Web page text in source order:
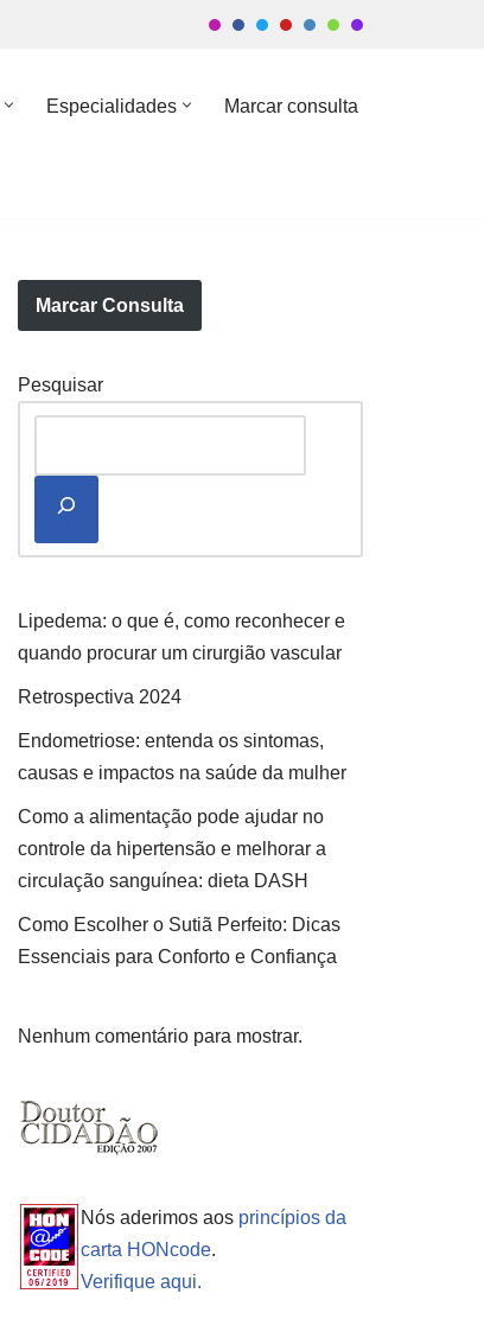
Especialidades Marcar consulta
Marcar Consulta
Pesquisar
Lipedema: o que é, como reconhecer e
quando procurar um cirurgião vascular
Retrospectiva 2024
Endometriose: entenda os sintomas,
causas e impactos na saúde da mulher
Como a alimentação pode ajudar no
controle da hipertensão e melhorar a
circulação sanguínea: dieta DASH
Como Escolher o Sutiã Perfeito: Dicas
Essenciais para Conforto e Confiança
Nenhum comentário para mostrar.
Nós aderimos aos princípios da
carta HONcode.
Verifique aqui.